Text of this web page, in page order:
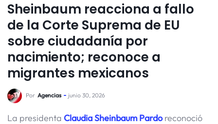
Sheinbaum reacciona a fallo
de la Corte Suprema de EU
sobre ciudadanía por
nacimiento; reconoce a
migrantes mexicanos
Por Agencias junio 30, 2026
La presidenta Claudia Sheinbaum Pardoreconoció